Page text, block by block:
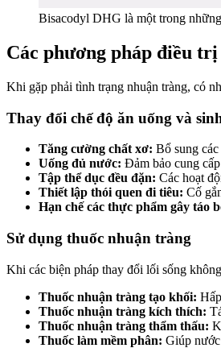
Bisacodyl DHG là một trong
Các phương pháp điều
Khi gặp phải tình trạng nhuận tràng, có
Thay đổi chế độ ăn uống và
Tăng cường chất xơ: Bổ sung
Uống đủ nước: Đảm bảo cung
Tập thể dục đều đặn: Các hoạt
Thiết lập thói quen đi tiêu: Cố
Hạn chế các thực phẩm gây táo
Sử dụng thuốc nhuận tràng
Khi các biện pháp thay đổi lối sống
Thuốc nhuận tràng tạo khối:
Thuốc nhuận tràng kích thích:
Thuốc nhuận tràng thẩm thấu:
Thuốc làm mềm phân: Giúp